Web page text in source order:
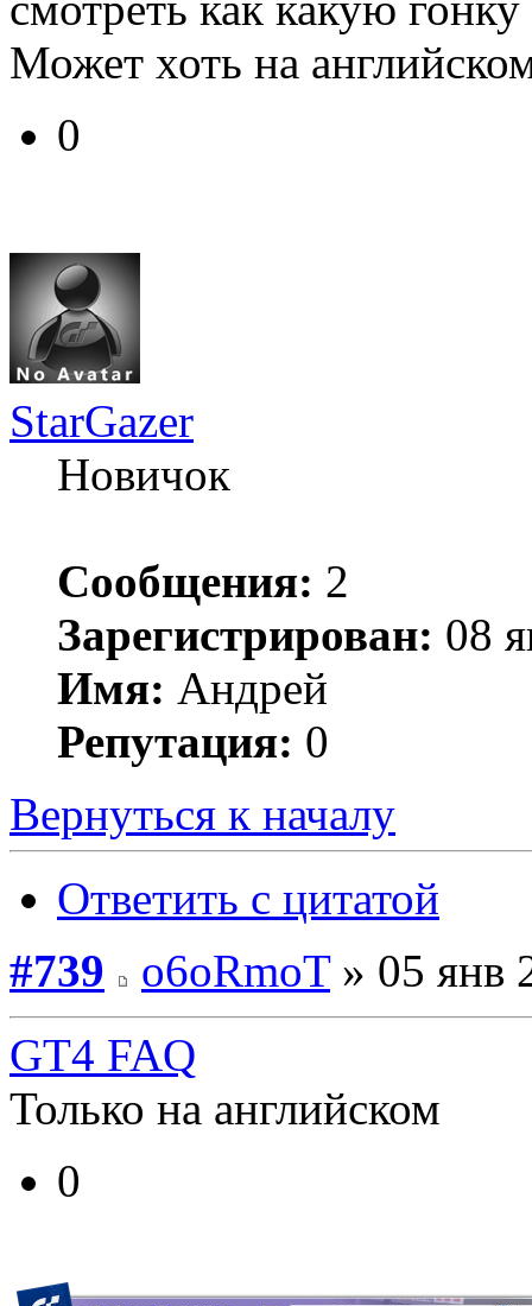
Может хоть на
0
StarGazer
Новичок
Сообщения: 2
Зарегистрирован: 08
Имя: Андрей
Репутация: 0
Вернуться к началу
Ответить с цитатой
#739
o6oRmoT» 05 янв
GT4 FAQ
Только на английском
0